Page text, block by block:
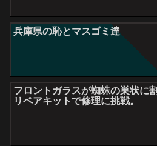
兵庫県の恥とマスゴミ達
フロントガラスが蜘蛛の巣状に
リペアキットで修理に挑戦。